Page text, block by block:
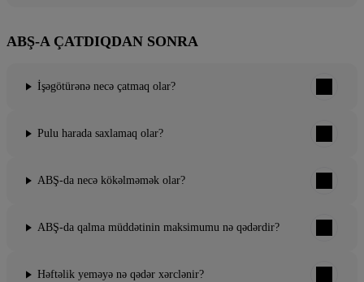
ABŞ-A ÇATDIQDAN SONRA
İşəgötürənə necə çatmaq olar?
Pulu harada saxlamaq olar?
ABŞ-da necə kökəlməmək olar?
ABŞ-da qalma müddətinin maksimumu nə qədərdir?
Həftəlik yeməyə nə qədər xərclənir?